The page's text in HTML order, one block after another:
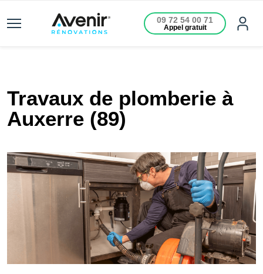
09 72 54 00 71
Appel gratuit
Travaux de plomberie à
Auxerre (89)